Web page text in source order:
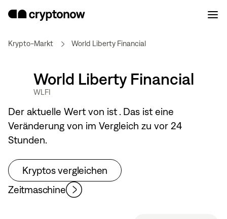
Krypto-Markt World Liberty Financial
World Liberty Financial
WLFI
Der aktuelle Wert von ist. Das ist eine
Veränderung von im Vergleich zu vor 24
Stunden.
Kryptos vergleichen
Zeitmaschine